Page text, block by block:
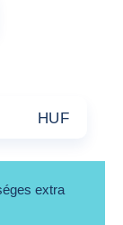
10 000
HUF
extra